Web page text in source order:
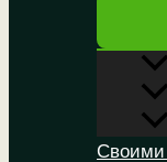
Своими